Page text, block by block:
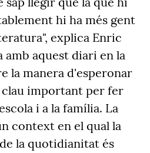
hi ha més gent
explica Enric
aquest diari en la
la manera d'esperonar
important per fer
i a la família. La
context en el qual la
la quotidianitat és